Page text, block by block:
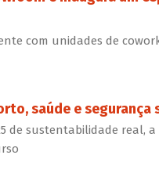
com unidades de
saúde e
de sustentabilidade real,